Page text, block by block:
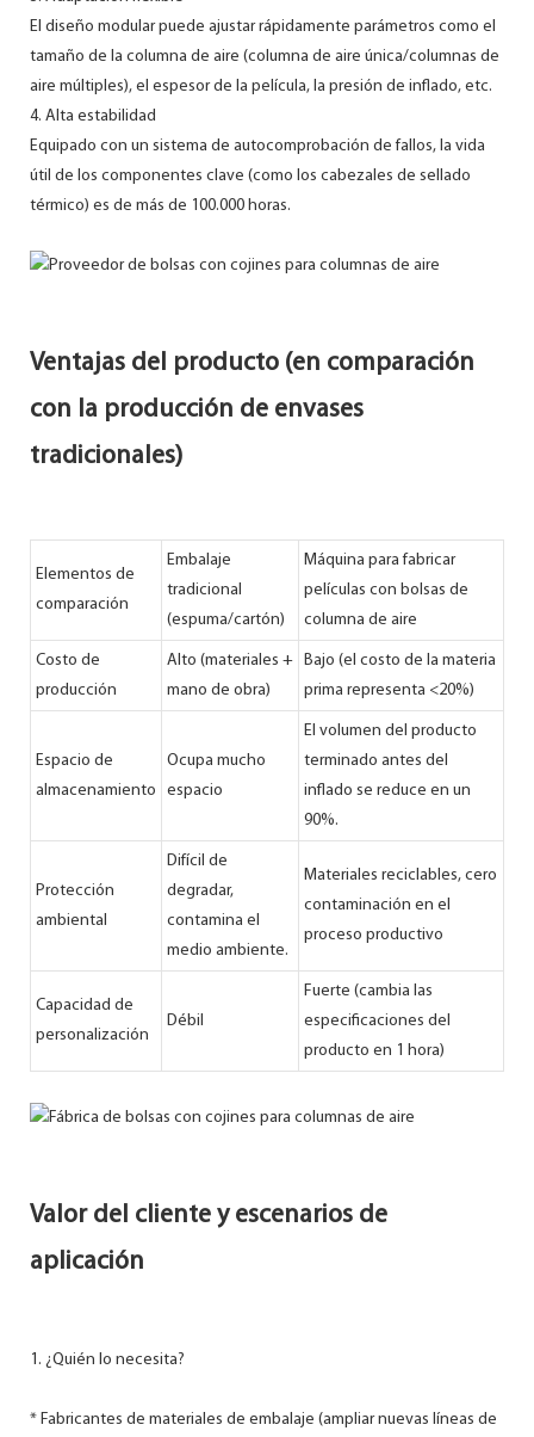
El diseño modular puede ajustar rápidamente parámetros como el
tamaño de la columna de aire (columna de aire única/columnas de
aire múltiples), el espesor de la película, la presión de inflado, etc.
4. Alta estabilidad
Equipado con un sistema de autocomprobación de fallos, la vida
útil de los componentes clave (como los cabezales de sellado
térmico) es de más de 100.000 horas.
Ventajas del producto (en comparación
con la producción de envases
tradicionales)
Elementos de
comparación
Embalaje
tradicional
(espuma/cartón)
Máquina para fabricar
películas con bolsas de
columna de aire
Costo de
producción
Alto (materiales +
mano de obra)
Bajo (el costo de la materia
prima representa <20%)
Espacio de
almacenamiento
Ocupa mucho
espacio
El volumen del producto
terminado antes del
inflado se reduce en un
90%.
Protección
ambiental
Difícil de
degradar,
contamina el
medio ambiente.
Materiales reciclables, cero
contaminación en el
proceso productivo
Capacidad de
personalización
Débil
Fuerte (cambia las
especificaciones del
producto en 1 hora)
Valor del cliente y escenarios de
aplicación
1. ¿Quién lo necesita?
* Fabricantes de materiales de embalaje (ampliar nuevas líneas de